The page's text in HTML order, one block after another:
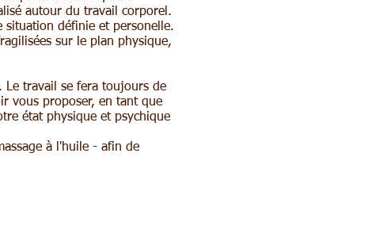
autour du travail corporel.
situation définie et personelle.
sur le plan physique,
Le travail se fera toujours de
vous proposer, en tant que
état physique et psychique
à l'huile - afin de